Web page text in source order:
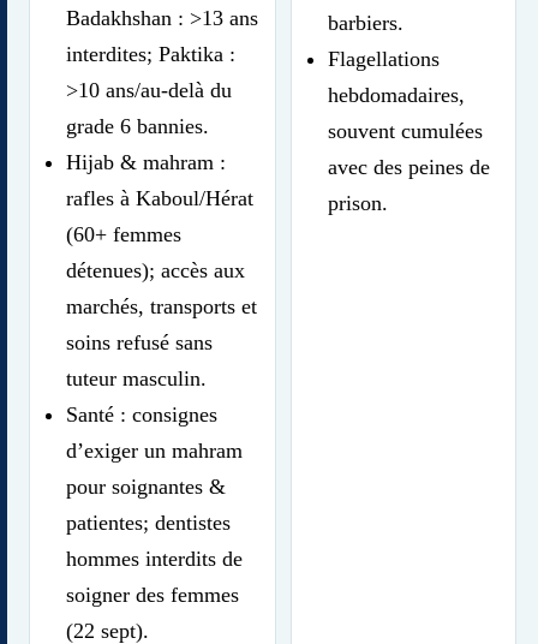
Badakhshan : >13 ans
interdites; Paktika :
>10 ans/au-delà du
grade 6 bannies.
Hijab & mahram :
rafles à Kaboul/Hérat
(60+ femmes
détenues); accès aux
marchés, transports et
soins refusé sans
tuteur masculin.
Santé : consignes
d’exiger un mahram
pour soignantes &
patientes; dentistes
hommes interdits de
soigner des femmes
(22 sept).
barbiers.
Flagellations
hebdomadaires,
souvent cumulées
avec des peines de
prison.